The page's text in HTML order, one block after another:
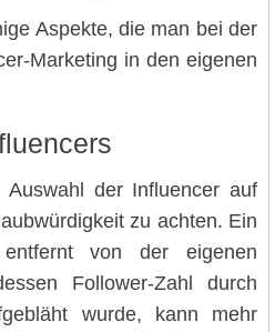
Aspekte, die man bei der
Marketing in den eigenen
der Influencer auf
zu achten. Ein
von der eigenen
Follower-Zahl durch
wurde, kann mehr